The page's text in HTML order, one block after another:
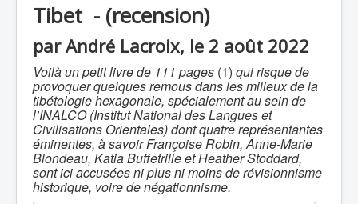
Tibet - (recension)
par André Lacroix, le 2 août 2022
Voilà un petit livre de 111 pages (1) qui risque de
provoquer quelques remous dans les milieux de la
tibétologie hexagonale, spécialement au sein de
l’INALCO (Institut National des Langues et
Civilisations Orientales) dont quatre représentantes
éminentes, à savoir Françoise Robin, Anne-Marie
Blondeau, Katia Buffetrille et Heather Stoddard,
sont ici accusées ni plus ni moins de révisionnisme
historique, voire de négationnisme.